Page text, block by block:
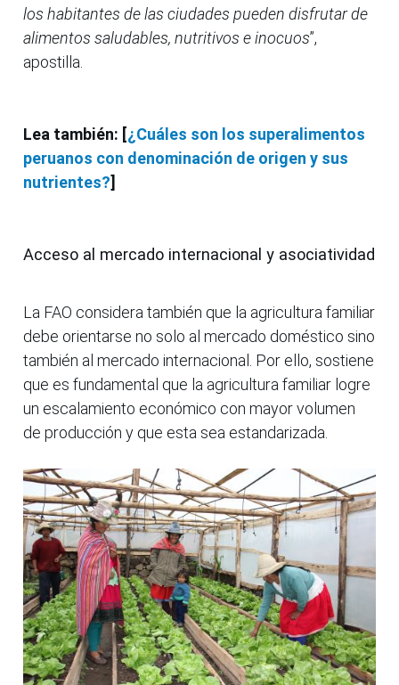
los habitantes de las ciudades pueden disfrutar de
alimentos saludables, nutritivos e inocuos”,
apostilla.
Lea también: [¿Cuáles son los superalimentos
peruanos con denominación de origen y sus
nutrientes?]
Acceso al mercado internacional y asociatividad
La FAO considera también que la agricultura familiar
debe orientarse no solo al mercado doméstico sino
también al mercado internacional. Por ello, sostiene
que es fundamental que la agricultura familiar logre
un escalamiento económico con mayor volumen
de producción y que esta sea estandarizada.